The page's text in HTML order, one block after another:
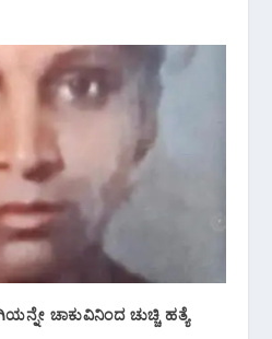
ಚಾಕುವಿನಿಂದ ಚುಚ್ಚಿ ಹತ್ಯೆ